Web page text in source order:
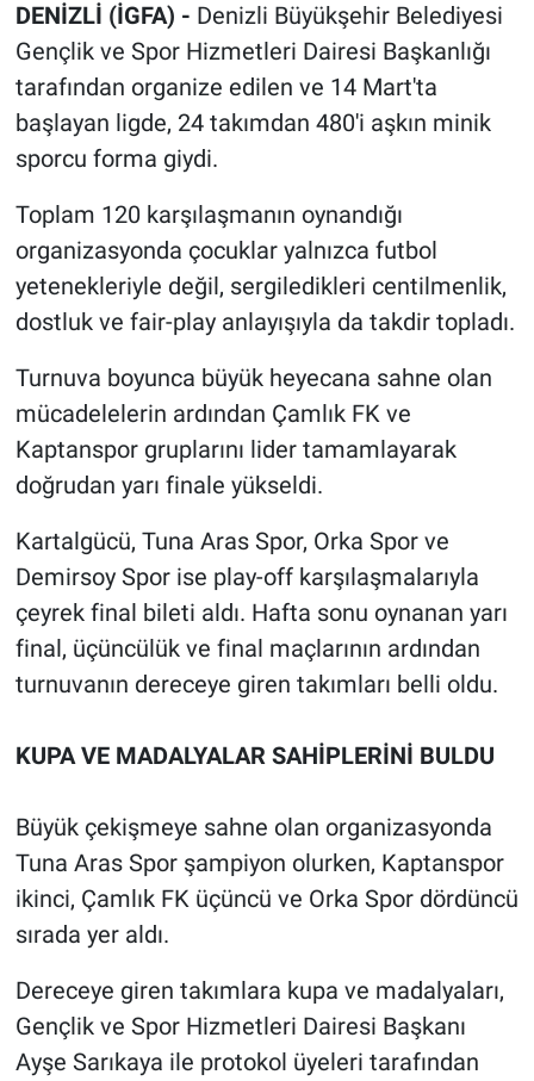
DENİZLİ (İGFA) - Denizli Büyükşehir Belediyesi
Gençlik ve Spor Hizmetleri Dairesi Başkanlığı
tarafından organize edilen ve 14 Mart'ta
başlayan ligde, 24 takımdan 480'i aşkın minik
sporcu forma giydi.
Toplam 120 karşılaşmanın oynandığı
organizasyonda çocuklar yalnızca futbol
yetenekleriyle değil, sergiledikleri centilmenlik,
dostluk ve fair-play anlayışıyla da takdir topladı.
Turnuva boyunca büyük heyecana sahne olan
mücadelelerin ardından Çamlık FK ve
Kaptanspor gruplarını lider tamamlayarak
doğrudan yarı finale yükseldi.
Kartalgücü, Tuna Aras Spor, Orka Spor ve
Demirsoy Spor ise play-off karşılaşmalarıyla
çeyrek final bileti aldı. Hafta sonu oynanan yarı
final, üçüncülük ve final maçlarının ardından
turnuvanın dereceye giren takımları belli oldu.
KUPA VE MADALYALAR SAHİPLERİNİ BULDU
Büyük çekişmeye sahne olan organizasyonda
Tuna Aras Spor şampiyon olurken, Kaptanspor
ikinci, Çamlık FK üçüncü ve Orka Spor dördüncü
sırada yer aldı.
Dereceye giren takımlara kupa ve madalyaları,
Gençlik ve Spor Hizmetleri Dairesi Başkanı
Ayşe Sarıkaya ile protokol üyeleri tarafından